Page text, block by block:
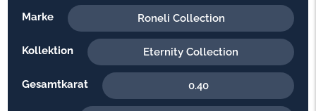
Marke Roneli Collection
Kollektion Eternity Collection
Gesamtkarat 0.40